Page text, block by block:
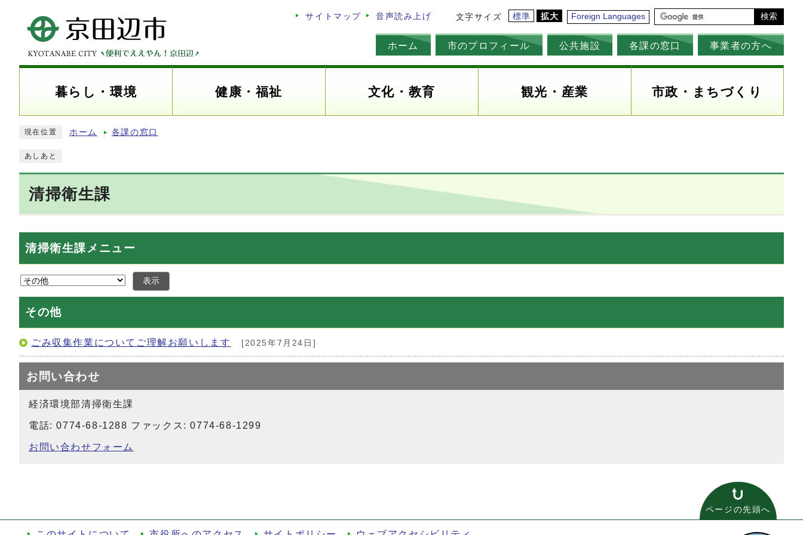
サイトマップ 音声読み上げ 文字サイズ 標準 拡大 Foreign Languages 検索
ホーム 市のプロフィール 公共施設 各課の窓口 事業者の方へ
暮らし・環境 健康・福祉 文化・教育 観光・産業 市政・まちづくり
現在位置 ホーム 各課の窓口
あしあと
清掃衛生課
清掃衛生課メニュー
表示
その他
ごみ収集作業についてご理解お願いします [2025年7月24日]
お問い合わせ
経済環境部清掃衛生課
電話: 0774-68-1288 ファックス: 0774-68-1299
お問い合わせフォーム
ページの先頭へ